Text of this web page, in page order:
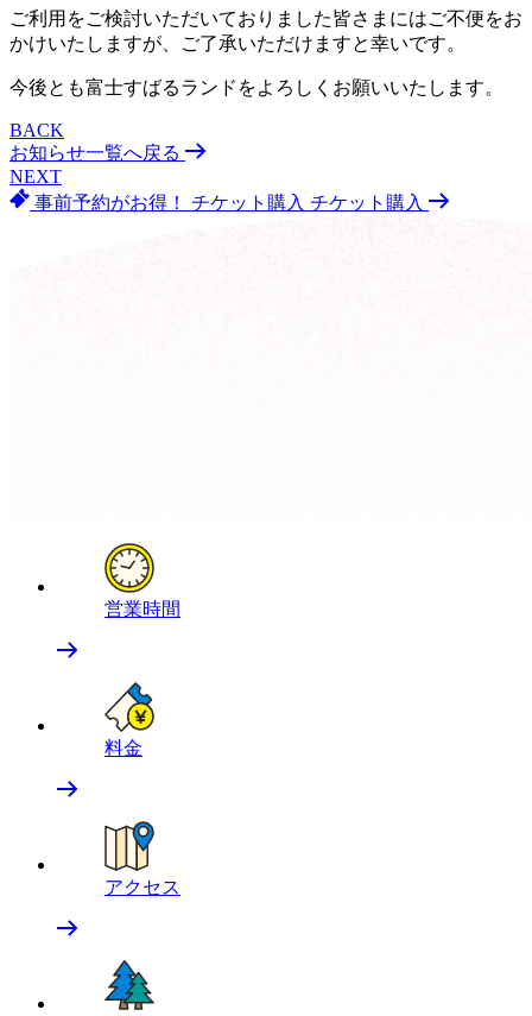
ご利用をご検討いただいておりました皆さまにはご不便をお
かけいたしますが、ご了承いただけますと幸いです。
今後とも富士すばるランドをよろしくお願いいたします。
BACK
お知らせ一覧へ戻る
NEXT
事前予約がお得！
チケット購入 チケット購入
営業時間
料金
アクセス